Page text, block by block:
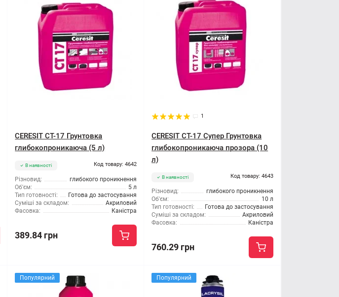
CERESIT CT-17 Грунтовка
глибокопроникаюча (5 л)
В наявності Код товару: 4642
Різновид:
глибокого проникнення
Об'єм:
5 л
Тип готовності:
Готова до застосування
Суміші за складом:
Акриловий
Фасовка:
Каністра
389.84 грн
1
CERESIT CT-17 Супер Грунтовка
глибокопроникаюча прозора (10
л)
В наявності Код товару: 4643
Різновид:
глибокого проникнення
Об'єм:
10 л
Тип готовності:
Готова до застосування
Суміші за складом:
Акриловий
Фасовка:
Каністра
760.29 грн
Популярний Популярний